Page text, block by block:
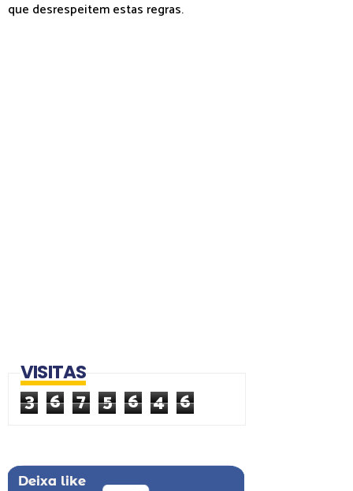
que desrespeitem estas regras.
VISITAS
3 6 7 5 6 4 6